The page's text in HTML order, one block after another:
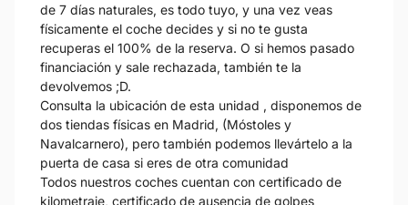
de 7 días naturales, es todo tuyo, y una vez veas
físicamente el coche decides y si no te gusta
recuperas el 100% de la reserva. O si hemos pasado
financiación y sale rechazada, también te la
devolvemos ;D.
Consulta la ubicación de esta unidad , disponemos de
dos tiendas físicas en Madrid, (Móstoles y
Navalcarnero), pero también podemos llevártelo a la
puerta de casa si eres de otra comunidad
Todos nuestros coches cuentan con certificado de
kilometraje, certificado de ausencia de golpes